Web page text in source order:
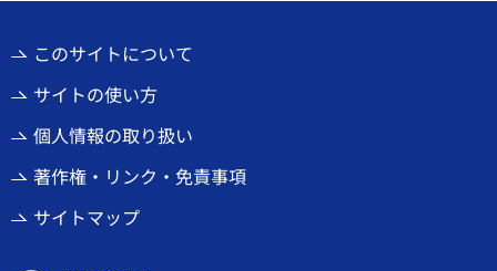
このサイトについて
サイトの使い方
個人情報の取り扱い
著作権・リンク・免責事項
サイトマップ